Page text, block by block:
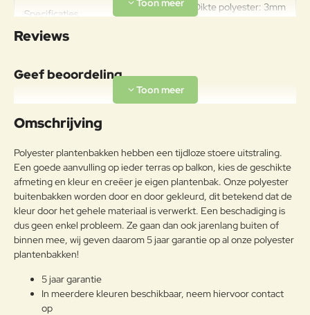
Specificaties
Gewicht: 11kg Dikte polyester: 3mm
Polyester door en door gekleurd
Reviews
Geef beoordeling
Uw naam:
g:
Note:HTML-code wordt niet vertaald!
Waardering:
Waarderin
g:
Slecht
Verder
Omschrijving
Polyester plantenbakken hebben een tijdloze stoere uitstraling.
Een goede aanvulling op ieder terras op balkon, kies de geschikte
afmeting en kleur en creëer je eigen plantenbak. Onze polyester
buitenbakken worden door en door gekleurd, dit betekend dat de
kleur door het gehele materiaal is verwerkt. Een beschadiging is
dus geen enkel probleem. Ze gaan dan ook jarenlang buiten of
binnen mee, wij geven daarom 5 jaar garantie op al onze polyester
plantenbakken!
5 jaar garantie
In meerdere kleuren beschikbaar, neem hiervoor contact
op